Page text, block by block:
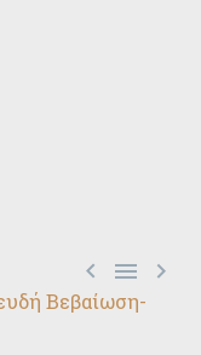
  
Βεβαίωση-